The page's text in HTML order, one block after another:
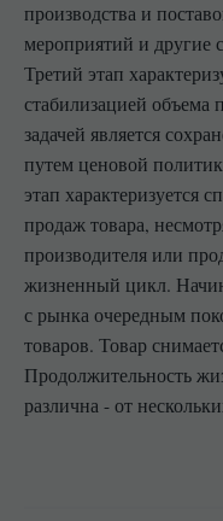
производства и
мероприятий и другие
Третий этап
стабилизацией объема
задачей является
путем ценовой
этап характеризуется
продаж товара,
производителя или
жизненный цикл.
с рынка очередным
товаров. Товар
Продолжительность
различна - от